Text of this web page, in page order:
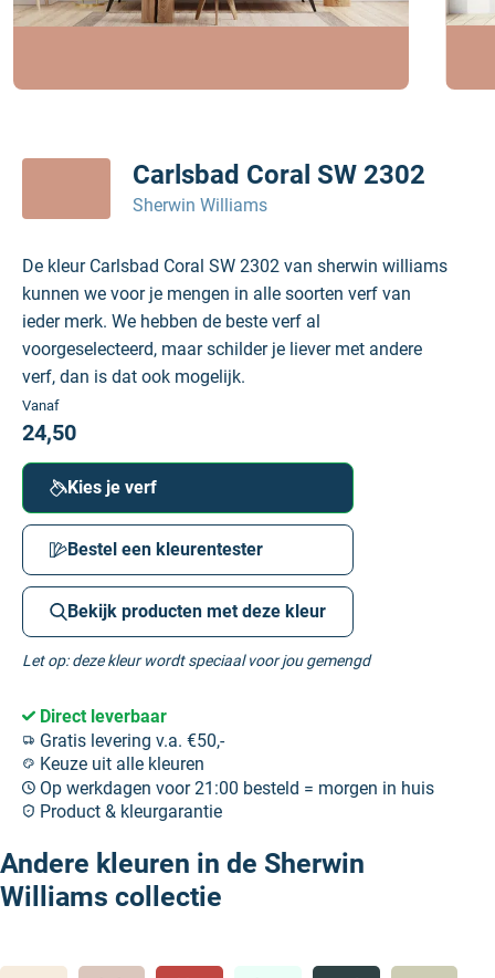
Carlsbad Coral SW 2302
Sherwin Williams
De kleur Carlsbad Coral SW 2302 van sherwin williams
kunnen we voor je mengen in alle soorten verf van
ieder merk. We hebben de beste verf al
voorgeselecteerd, maar schilder je liever met andere
verf, dan is dat ook mogelijk.
Vanaf
24,50
Kies je verf
Bestel een kleurentester
Bekijk producten met deze kleur
Let op: deze kleur wordt speciaal voor jou gemengd
Direct leverbaar
Gratis levering v.a. €50,-
Keuze uit alle kleuren
Op werkdagen voor 21:00 besteld = morgen in huis
Product & kleurgarantie
Andere kleuren in de Sherwin
Williams collectie